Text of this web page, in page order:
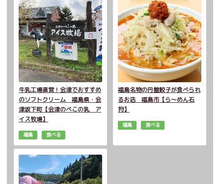
牛乳工場直営！会津でおすすめ
のソフトクリーム 福島県・会
津坂下町【会津のべこの乳 ア
イス牧場】
福島 食べる
福島名物の円盤餃子が食べられ
るお店 福島市【ら～めん石
狩】
福島 食べる